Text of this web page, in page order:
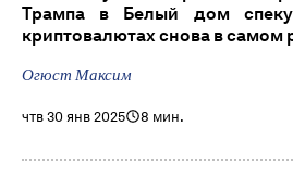
Трампа в Белый дом
криптовалютах снова в самом
Огюст Максим
чтв 30 янв 2025 8 мин.